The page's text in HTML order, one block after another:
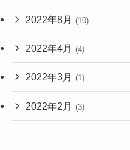
2022年8月 (10)
2022年4月 (4)
2022年3月 (1)
2022年2月 (3)